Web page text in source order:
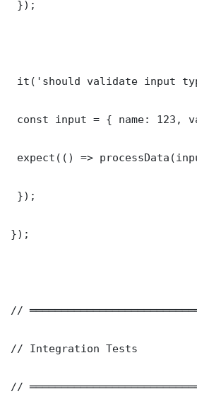
});
it('should validate input
const input = { name: 123,
expect(() =>
});
});
//
// Integration Tests
//